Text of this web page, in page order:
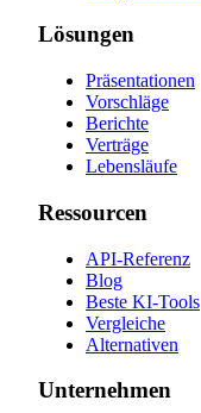
Lösungen
Präsentationen
Vorschläge
Berichte
Verträge
Lebensläufe
Ressourcen
API-Referenz
Blog
Beste KI-Tools
Vergleiche
Alternativen
Unternehmen